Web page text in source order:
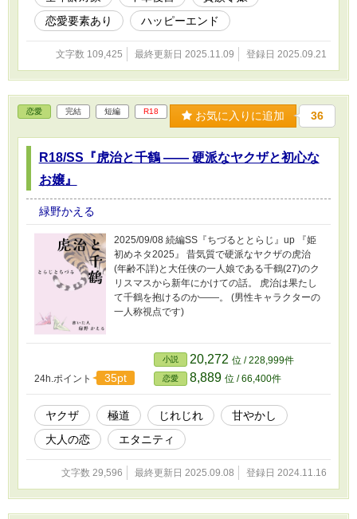
級貴族の娘である『周琳華(20)』は父親から、正
式には皇帝からの密命を受けて後宮内で暗躍す
見せかけてちょっと様子のおかしいハッピーエ
タカナ語を使用しています) (他投稿サイトにも
掲載)
恋愛要素あり
ハッピーエンド
文字数 109,425 最終更新日 2025.11.09 登録日 2025.09.21
恋愛 完結 短編 R18 お気に入りに追加 36
R18/SS『虎治と千鶴 ―― 硬派なヤクザと初心な
お嬢』
緑野かえる
2025/09/08 続編SS『ちづるととらじ』up 『姫
初めネタ2025』 昔気質で硬派なヤクザの虎治
(年齢不詳)と大任侠の一人娘である千鶴(27)のク
リスマスから新年にかけての話。 虎治は果たし
て千鶴を抱けるのか――。 (男性キャラクターの
一人称視点です)
24h.ポイント 35pt
小説 20,272 位 / 228,999件
恋愛 8,889 位 / 66,400件
ヤクザ 極道 じれじれ
甘やかし
大人の恋
エタニティ
文字数 29,596 最終更新日 2025.09.08 登録日 2024.11.16